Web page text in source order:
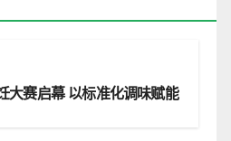
大赛启幕 以标准化调味赋能